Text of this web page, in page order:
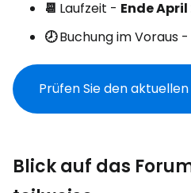
📆 Laufzeit - Ende April
🕗Buchung im Voraus -
Prüfen Sie den
Blick auf das